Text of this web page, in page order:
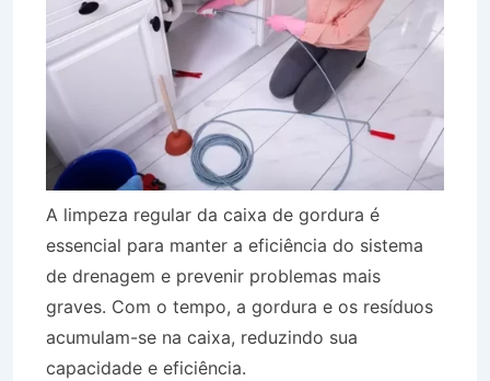
A limpeza regular da caixa de gordura é
essencial para manter a eficiência do sistema
de drenagem e prevenir problemas mais
graves. Com o tempo, a gordura e os resíduos
acumulam-se na caixa, reduzindo sua
capacidade e eficiência.